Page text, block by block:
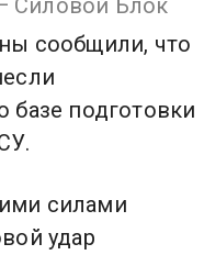
сообщили, что
базе подготовки
силами
удар